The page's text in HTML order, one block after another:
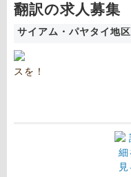
翻訳の求人募集
サイアム・パヤタイ地区
スを！